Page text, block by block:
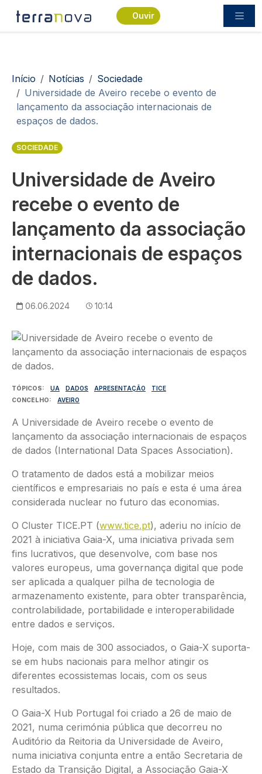
Passar para o conteúdo principal
Ouvir
Navegação estrutural
Início Notícias
Sociedade
Universidade de Aveiro recebe o evento de
lançamento da associação internacionais de
espaços de dados.
SOCIEDADE
Universidade de Aveiro
recebe o evento de
lançamento da associação
internacionais de espaços
de dados.
06.06.2024 10:14
Imagem
TÓPICOS UA DADOS APRESENTAÇÃO
TICE
CONCELHO
AVEIRO
A Universidade de Aveiro recebe o evento de
lançamento da associação internacionais de espaços
de dados (International Data Spaces Association).
O tratamento de dados está a mobilizar meios
científicos e empresariais no país e esta é uma área
considerada nuclear no futuro das economias.
O Cluster TICE.PT (www.tice.pt), aderiu no início de
2021 à iniciativa Gaia-X, uma iniciativa privada sem
fins lucrativos, que desenvolve, com base nos
valores europeus, uma governança digital que pode
ser aplicada a qualquer pilha de tecnologia de
armazenamento existente, para obter transparência,
controlabilidade, portabilidade e interoperabilidade
entre dados e serviços.
Hoje, com mais de 300 associados, o Gaia-X suporta-
se em hubs nacionais para melhor atingir os
diferentes ecossistemas locais, com os seus
resultados.
O Gaia-X Hub Portugal foi criado a 26 de maio de
2021, numa cerimónia pública que decorreu no
Auditório da Reitoria da Universidade de Aveiro,
numa iniciativa conjunta entre a então Secretaria de
Estado da Transição Digital, a Associação Gaia-X